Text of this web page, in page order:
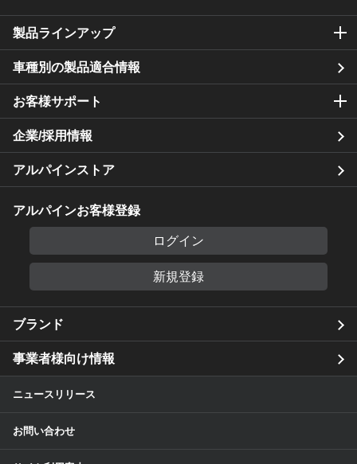
製品ラインアップ
車種別の製品適合情報
お客様サポート
企業/採用情報
アルパインストア
アルパインお客様登録
ログイン
新規登録
ブランド
事業者様向け情報
ニュースリリース
お問い合わせ